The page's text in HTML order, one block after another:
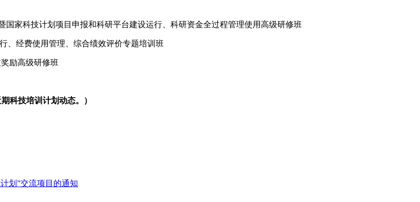
国家科技计划项目申报和科研平台建设运行、科研资金全过程管理使用高级研修班
、经费使用管理、综合绩效评价专题培训班
励高级研修班
科技培训计划动态。）
划”交流项目的通知